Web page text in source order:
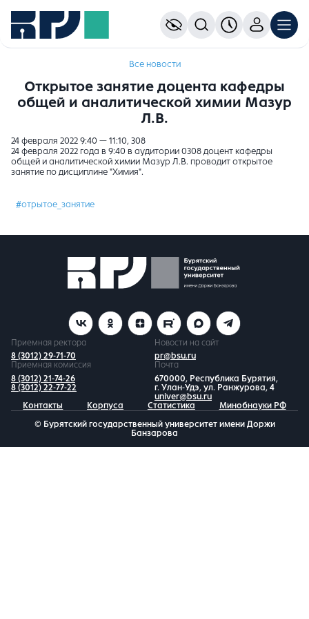
Все новости
Открытое занятие доцента кафедры
общей и аналитической химии Мазур
Л.В.
24 февраля 2022 9:40 — 11:10, 308
24 февраля 2022 года в 9:40 в аудитории 0308 доцент кафедры
общей и аналитической химии Мазур Л.В. проводит открытое
занятие по дисциплине "Химия".
#отрытое_занятие
Приемная ректора
8 (3012) 29-71-70
Новости на сайт
pr@bsu.ru
Приемная комиссия
8 (3012) 21-74-26
8 (3012) 22-77-22
Почта
670000, Республика Бурятия,
г. Улан-Удэ, ул. Ранжурова, 4
univer@bsu.ru
Контакты
Корпуса Статистика Минобнауки РФ
© Бурятский государственный университет имени Доржи
Банзарова